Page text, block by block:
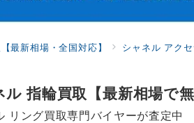
最新相場・全国対応】 シャネル アク
ル 指輪買取【最新相場で無
リング買取専門バイヤーが査定中